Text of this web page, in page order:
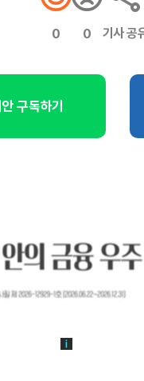
0 0 기사 공
구독하기